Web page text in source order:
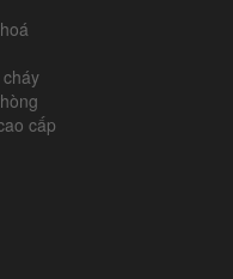
cấp